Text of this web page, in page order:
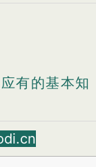
有的基本知